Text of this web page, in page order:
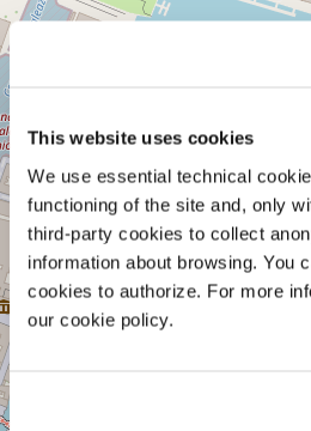
This website uses cookies
We use essential technical
functioning of the site and, only
third-party cookies to collect
information about browsing. You
cookies to authorize. For more
our cookie policy.
SALA
D’ARMI
A
SESTIERE
CASTELLO
CAMPO
DELLA
TANA
2169/F
30122
VENEZIA
TEL.
0415218711
info@labiennale.org